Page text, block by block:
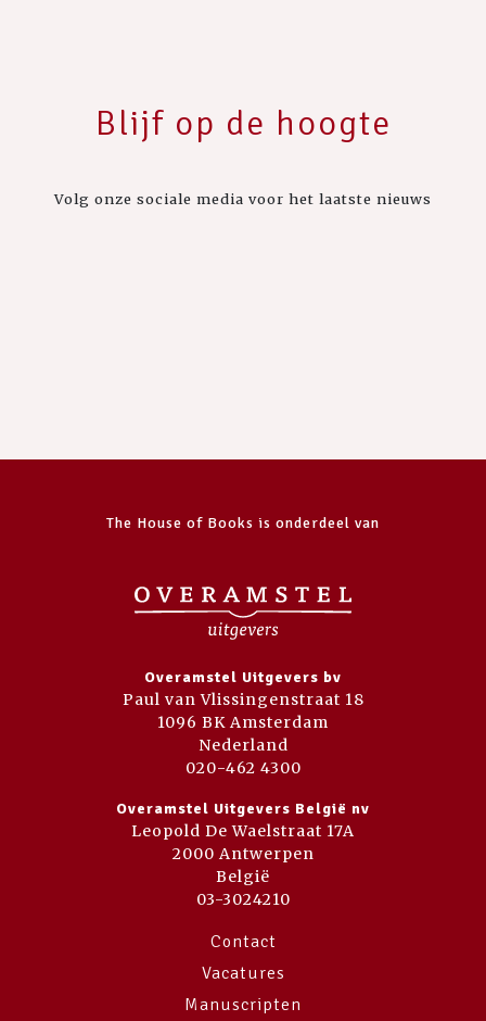
Blijf op de hoogte
Volg onze sociale media voor het laatste nieuws
The House of Books is onderdeel van
Overamstel Uitgevers bv
Paul van Vlissingenstraat 18
1096 BK Amsterdam
Nederland
020-462 4300
Overamstel Uitgevers België nv
Leopold De Waelstraat 17A
2000 Antwerpen
België
03-3024210
Contact
Vacatures
Manuscripten